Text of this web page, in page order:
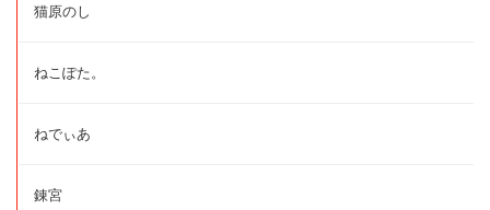
猫原のし
ねこぽた。
ねでぃあ
錬宮